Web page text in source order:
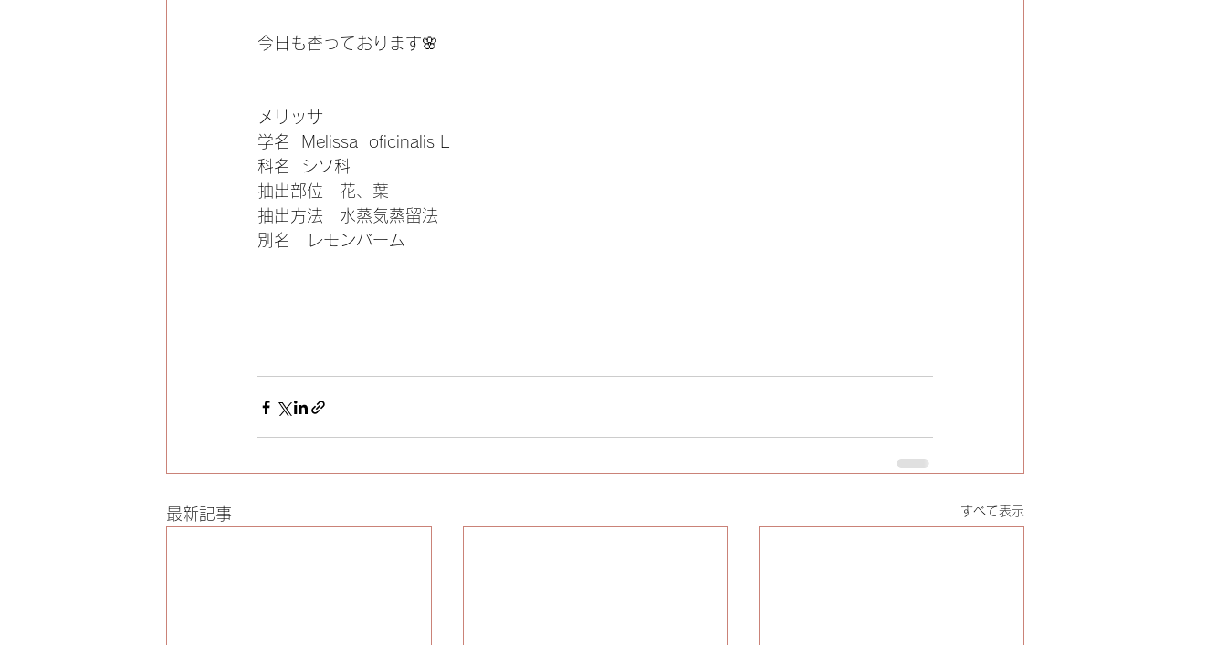
今日も香っております🌸
メリッサ
学名  Melissa  oficinalis L
科名  シソ科
抽出部位   花、葉
抽出方法   水蒸気蒸留法
別名   レモンバーム
最新記事 すべて表示